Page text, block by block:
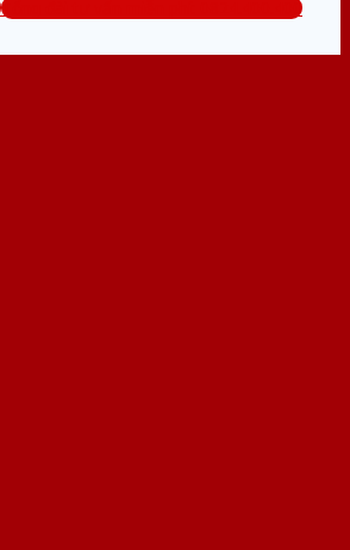
Tổng đài tư vấn miễn phí: 0824.400.400